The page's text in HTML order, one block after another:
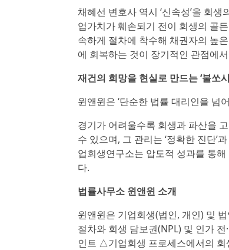
채혜선 변호사 역시 ‘신속성’을 회
업가치가 훼손되기 전이 회생의 골
속하게 절차에 착수해 채권자의 높
에 회복하는 것이 장기적인 관점에
재건의 희망을 현실로 만드는 ‘불쏘
윈앤윈은 ‘단순한 법률 대리인을 넘
경기가 어려울수록 회생과 파산을
수 있으며, 그 관리는 ‘정확한 진단’
업회생연구소는 압도적 성과를 통
다.
법률사무소 윈앤윈 소개
윈앤윈은 기업회생(법인, 개인) 및
절차와 회생 담보권(NPL) 및 인가
인트 △기업회생 프로세스에서의